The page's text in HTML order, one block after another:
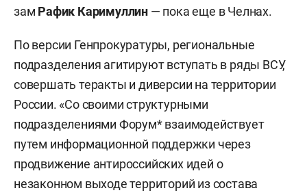
зам Рафик Каримуллин — пока еще в Челнах.
По версии Генпрокуратуры, региональные
подразделения агитируют вступать в ряды ВСУ,
совершать теракты и диверсии на территории
России. «Со своими структурными
подразделениями Форум* взаимодействует
путем информационной поддержки через
продвижение антироссийских идей о
незаконном выходе территорий из состава